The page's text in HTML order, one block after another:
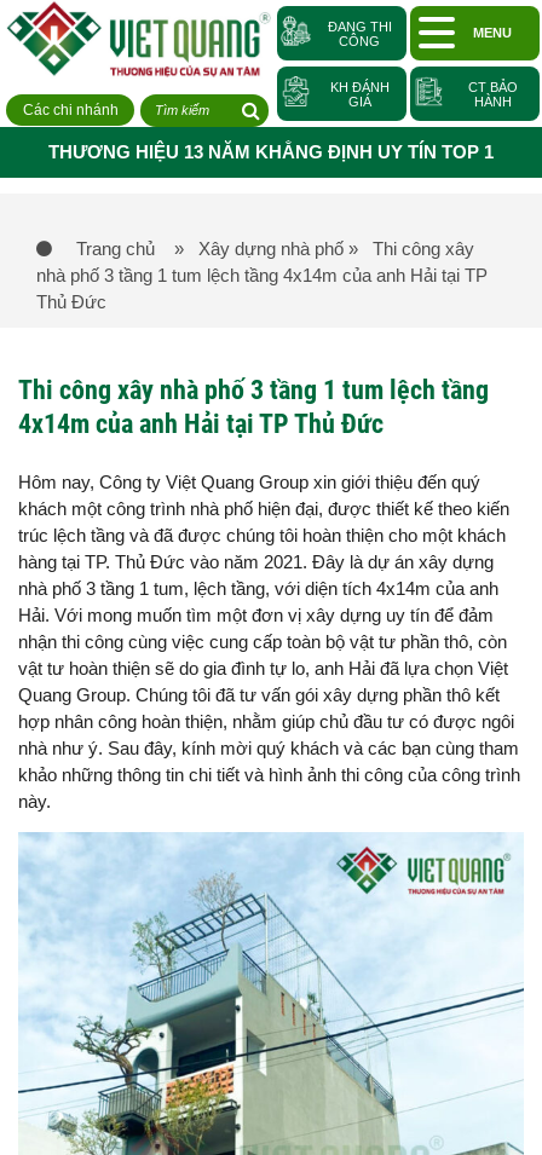
Các chi nhánh
ĐANG THI
CÔNG
MENU
KH ĐÁNH
GIÁ
CT BẢO
HÀNH
THƯƠNG HIỆU 13 NĂM KHẲNG ĐỊNH UY TÍN TOP 1
Trang chủ » Xây dựng nhà phố » Thi công xây
nhà phố 3 tầng 1 tum lệch tầng 4x14m của anh Hải tại TP
Thủ Đức
Thi công xây nhà phố 3 tầng 1 tum lệch tầng
4x14m của anh Hải tại TP Thủ Đức
Hôm nay, Công ty Việt Quang Group xin giới thiệu đến quý
khách một công trình nhà phố hiện đại, được thiết kế theo kiến
trúc lệch tầng và đã được chúng tôi hoàn thiện cho một khách
hàng tại TP. Thủ Đức vào năm 2021. Đây là dự án xây dựng
nhà phố 3 tầng 1 tum, lệch tầng, với diện tích 4x14m của anh
Hải. Với mong muốn tìm một đơn vị xây dựng uy tín để đảm
nhận thi công cùng việc cung cấp toàn bộ vật tư phần thô, còn
vật tư hoàn thiện sẽ do gia đình tự lo, anh Hải đã lựa chọn Việt
Quang Group. Chúng tôi đã tư vấn gói xây dựng phần thô kết
hợp nhân công hoàn thiện, nhằm giúp chủ đầu tư có được ngôi
nhà như ý. Sau đây, kính mời quý khách và các bạn cùng tham
khảo những thông tin chi tiết và hình ảnh thi công của công trình
này.